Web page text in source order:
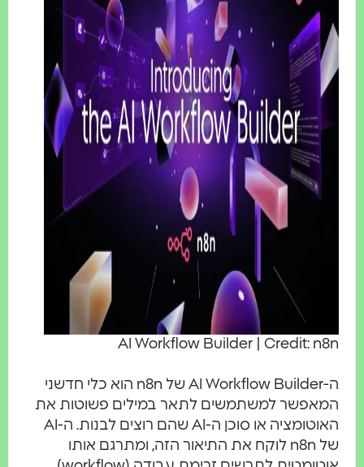
AI Workflow Builder | Credit:
ה-AI Workflow Builder של n8n הוא כלי חדשני
למשתמשים לתאר במילים פשוטות את
האוטומציה או סוכן ה-AI שהם רוצים לבנות. ה-AI
של n8n לוקח את התיאור הזה, ומתרגם אותו